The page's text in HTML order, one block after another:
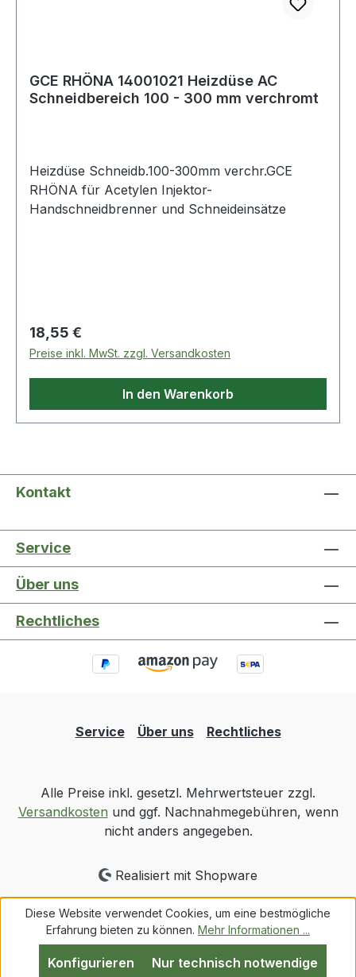
GCE RHÖNA 14001021 Heizdüse AC
Schneidbereich 100 - 300 mm verchromt
Heizdüse Schneidb.100-300mm verchr.GCE
RHÖNA für Acetylen Injektor-
Handschneidbrenner und Schneideinsätze
Regulärer Preis:
18,55 €
Preise inkl. MwSt. zzgl. Versandkosten
In den Warenkorb
Kontakt
Service
Über uns
Rechtliches
Service Über uns Rechtliches
Alle Preise inkl. gesetzl. Mehrwertsteuer zzgl.
Versandkosten und ggf. Nachnahmegebühren, wenn
nicht anders angegeben.
Realisiert mit Shopware
Diese Website verwendet Cookies, um eine bestmögliche
Erfahrung bieten zu können. Mehr Informationen ...
Nur technisch notwendige
Konfigurieren